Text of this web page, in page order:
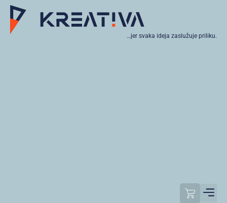
…jer svaka ideja zaslužuje priliku.